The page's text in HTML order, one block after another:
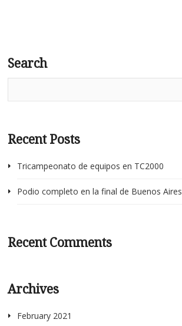
Search
Recent Posts
Tricampeonato de equipos en TC2000
Podio completo en la final de Buenos Aires
Recent Comments
Archives
February 2021